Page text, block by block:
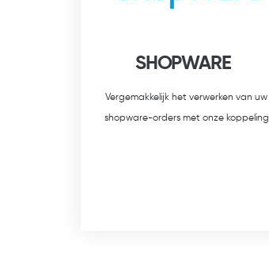
SHOPWARE
Vergemakkelijk het verwerken van uw
shopware-orders met onze koppeling